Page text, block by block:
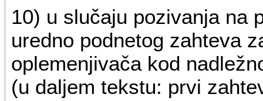
10) u slučaju pozivanja na
uredno podnetog zahteva
oplemenjivača kod
(u daljem tekstu: prvi